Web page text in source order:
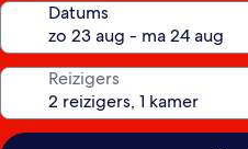
Datums
Reizigers